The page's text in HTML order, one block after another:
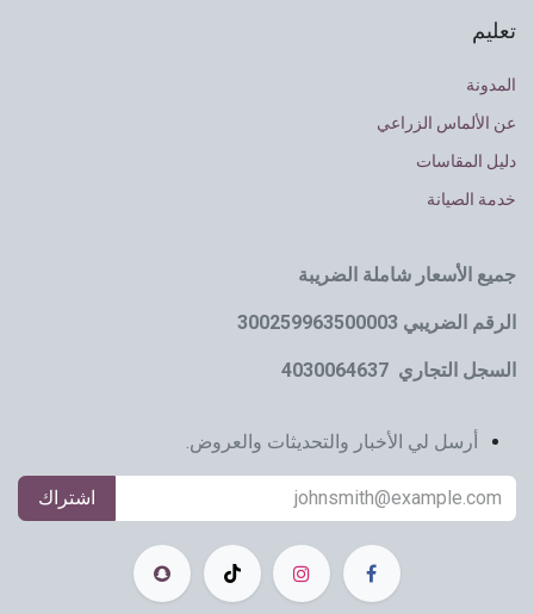
تعليم
المدونة
عن الألماس الزراعي
دليل المقاسات
خدمة الصيانة
جميع الأسعار شاملة الضريبة
الرقم الضريبي 300259963500003
السجل التجاري 4030064637
أرسل لي الأخبار والتحديثات والعروض.
اشتراك